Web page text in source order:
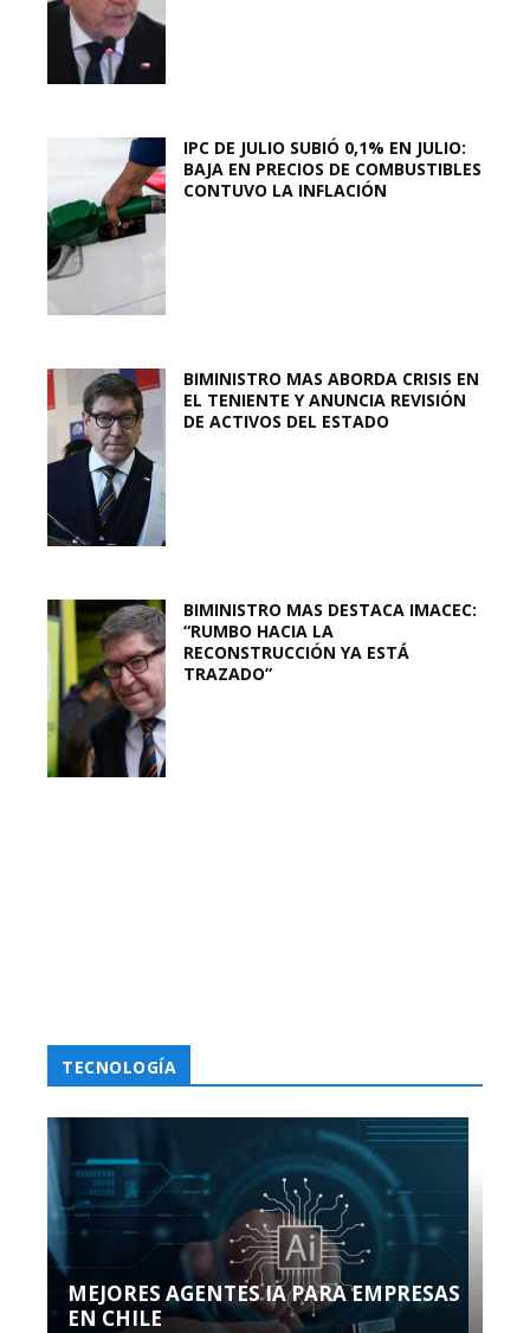
IPC DE JULIO SUBIÓ 0,1% EN JULIO:
BAJA EN PRECIOS DE COMBUSTIBLES
CONTUVO LA INFLACIÓN
BIMINISTRO MAS ABORDA CRISIS EN
EL TENIENTE Y ANUNCIA REVISIÓN
DE ACTIVOS DEL ESTADO
BIMINISTRO MAS DESTACA IMACEC:
“RUMBO HACIA LA
RECONSTRUCCIÓN YA ESTÁ
TRAZADO”
TECNOLOGÍA
MEJORES AGENTES IA PARA EMPRESAS
EN CHILE